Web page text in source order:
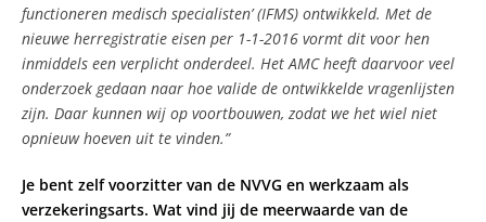
functioneren medisch specialisten’ (IFMS) ontwikkeld. Met de
nieuwe herregistratie eisen per 1-1-2016 vormt dit voor hen
inmiddels een verplicht onderdeel. Het AMC heeft daarvoor veel
onderzoek gedaan naar hoe valide de ontwikkelde vragenlijsten
zijn. Daar kunnen wij op voortbouwen, zodat we het wiel niet
opnieuw hoeven uit te vinden.”
Je bent zelf voorzitter van de NVVG en werkzaam als
verzekeringsarts. Wat vind jij de meerwaarde van de